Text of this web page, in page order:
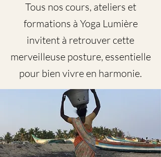
Tous nos cours, ateliers et
formations à Yoga Lumière
invitent à retrouver cette
merveilleuse posture, essentielle
pour bien vivre en harmonie.